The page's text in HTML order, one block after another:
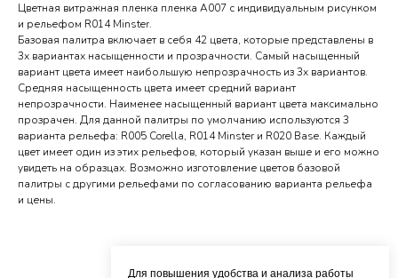
Цветная витражная пленка пленка A007 с индивидуальным рисунком
и рельефом R014 Minster.
Базовая палитра включает в себя 42 цвета, которые представлены в
3х вариантах насыщенности и прозрачности. Самый насыщенный
вариант цвета имеет наибольшую непрозрачность из 3х вариантов.
Средняя насыщенность цвета имеет средний вариант
непрозрачности. Наименее насыщенный вариант цвета максимально
прозрачен. Для данной палитры по умолчанию используются 3
варианта рельефа: R005 Corella, R014 Minster и R020 Base. Каждый
цвет имеет один из этих рельефов, который указан выше и его можно
увидеть на образцах. Возможно изготовление цветов базовой
палитры с другими рельефами по согласованию варианта рельефа
и цены.
Для повышения удобства и анализа работы